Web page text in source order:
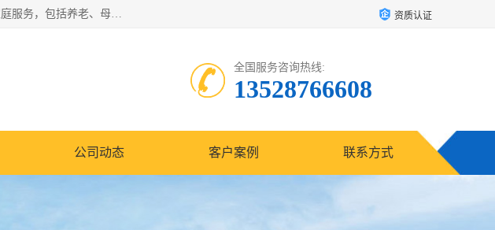
深圳市柏林家政有限公司是一家服务于深圳市民的专业家政公司。致力于为客户提供高质量、多维度的家庭服务，包括养老、母婴、月嫂育婴早教、康复理疗、家电清洗和保洁等方面的专业服务。 资质认证
全国服务咨询热线:
13528766608
公司动态 客户案例 联系方式